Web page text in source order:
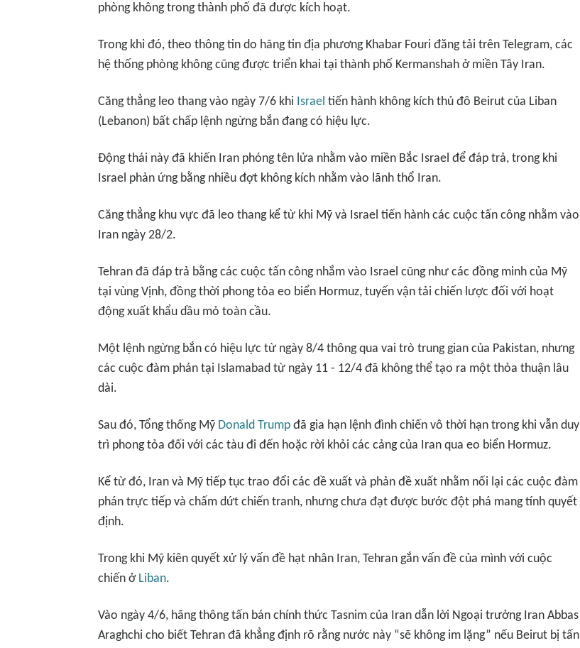
phòng không trong thành phố đã được kích hoạt.
Trong khi đó, theo thông tin do hãng tin địa phương Khabar Fouri đăng tải trên Telegram, các
hệ thống phòng không cũng được triển khai tại thành phố Kermanshah ở miền Tây Iran.
Căng thẳng leo thang vào ngày 7/6 khi Israel tiến hành không kích thủ đô Beirut của Liban
(Lebanon) bất chấp lệnh ngừng bắn đang có hiệu lực.
Động thái này đã khiến Iran phóng tên lửa nhằm vào miền Bắc Israel để đáp trả, trong khi
Israel phản ứng bằng nhiều đợt không kích nhằm vào lãnh thổ Iran.
Căng thẳng khu vực đã leo thang kể từ khi Mỹ và Israel tiến hành các cuộc tấn công nhằm vào
Iran ngày 28/2.
Tehran đã đáp trả bằng các cuộc tấn công nhắm vào Israel cũng như các đồng minh của Mỹ
tại vùng Vịnh, đồng thời phong tỏa eo biển Hormuz, tuyến vận tải chiến lược đối với hoạt
động xuất khẩu dầu mỏ toàn cầu.
Một lệnh ngừng bắn có hiệu lực từ ngày 8/4 thông qua vai trò trung gian của Pakistan, nhưng
các cuộc đàm phán tại Islamabad từ ngày 11 - 12/4 đã không thể tạo ra một thỏa thuận lâu
dài.
Sau đó, Tổng thống Mỹ Donald Trump đã gia hạn lệnh đình chiến vô thời hạn trong khi vẫn duy
trì phong tỏa đối với các tàu đi đến hoặc rời khỏi các cảng của Iran qua eo biển Hormuz.
Kể từ đó, Iran và Mỹ tiếp tục trao đổi các đề xuất và phản đề xuất nhằm nối lại các cuộc đàm
phán trực tiếp và chấm dứt chiến tranh, nhưng chưa đạt được bước đột phá mang tính quyết
định.
Trong khi Mỹ kiên quyết xử lý vấn đề hạt nhân Iran, Tehran gắn vấn đề của mình với cuộc
chiến ở Liban.
Vào ngày 4/6, hãng thông tấn bán chính thức Tasnim của Iran dẫn lời Ngoại trưởng Iran Abbas
Araghchi cho biết Tehran đã khẳng định rõ rằng nước này “sẽ không im lặng” nếu Beirut bị tấn